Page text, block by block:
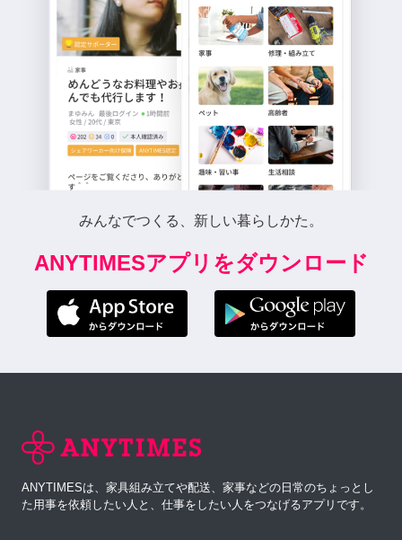
みんなでつくる、新しい暮らしかた。
ANYTIMESアプリをダウンロード
ANYTIMESは、家具組み立てや配送、家事などの日常のちょっとし
た用事を依頼したい人と、仕事をしたい人をつなげるアプリです。